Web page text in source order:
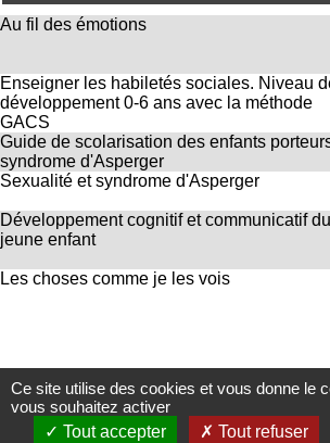
Au fil des émotions
Enseigner les habiletés sociales. Niveau
développement 0-6 ans avec la méthode
GACS
Guide de scolarisation des enfants
syndrome d'Asperger
Sexualité et syndrome d'Asperger
Développement cognitif et communicatif du
jeune enfant
Les choses comme je les vois
Centre d'Information et de
du CRA Rhône-Alpes
r
r
e
s
:
L
u
n
d
i
u
V
e
d
i
Ce site utilise des cookies et vous donne le
vous souhaitez activer
Tout accepter
Tout refuser